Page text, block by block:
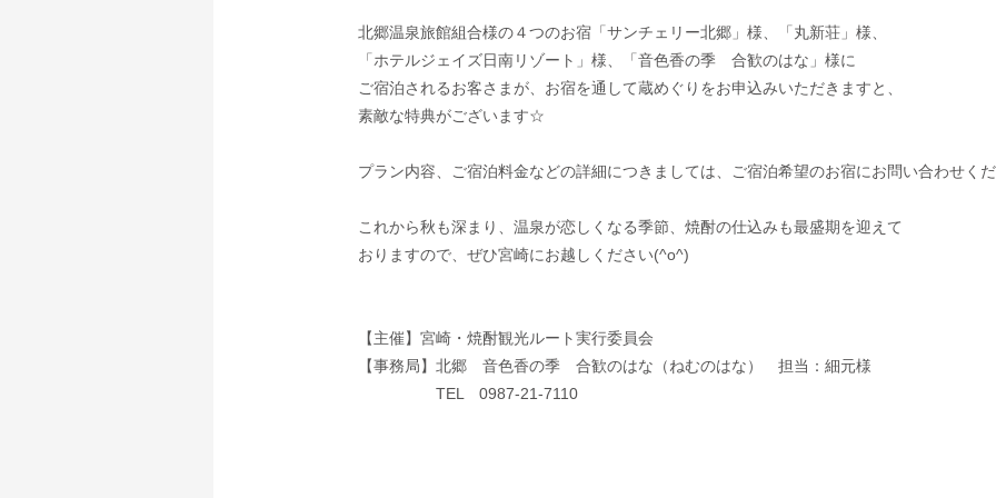
北郷温泉旅館組合様の４つのお宿「 サンチェリー北郷 」様、「 丸新荘 」様、
「 ホテルジェイズ日南リゾート 」様、「 音色香の季 合歓のはな 」様に
ご宿泊されるお客さまが、 お宿を通して蔵めぐりをお申込みいただきますと、
素敵な特典がございます☆
プラン内容、ご宿泊料金などの詳細につきましては、ご宿泊希望のお宿にお問い合わせく
これから秋も深まり、温泉が恋しくなる季節、焼酎の仕込みも最盛期を迎えて
おりますので、ぜひ宮崎にお越しください(^o^)
【主催】宮崎・焼酎観光ルート実行委員会
【事務局】北郷 音色香の季 合歓のはな（ねむのはな） 担当：細元様
TEL 0987-21-7110